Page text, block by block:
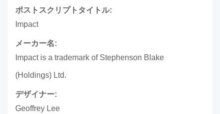
ポストスクリプトタイトル:
Impact
メーカー名:
Impact is a trademark of Stephenson Blake
(Holdings) Ltd.
デザイナー:
Geoffrey Lee